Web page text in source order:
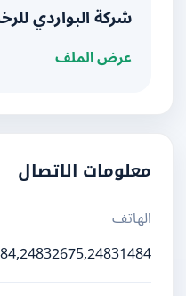
شركة البواردي للرخام
عرض الملف
معلومات الاتصال
الهاتف